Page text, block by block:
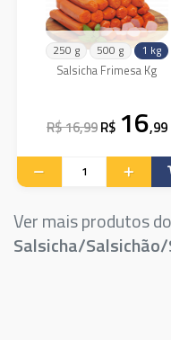
250 g 500 g 1 kg
Salsicha Frimesa Kg
R$ 16,99R$ 16,99
Ver mais produtos
Salsicha/